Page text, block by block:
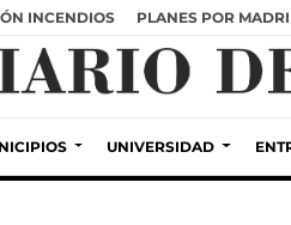
INCENDIOS PLANES POR
UNIVERSIDAD